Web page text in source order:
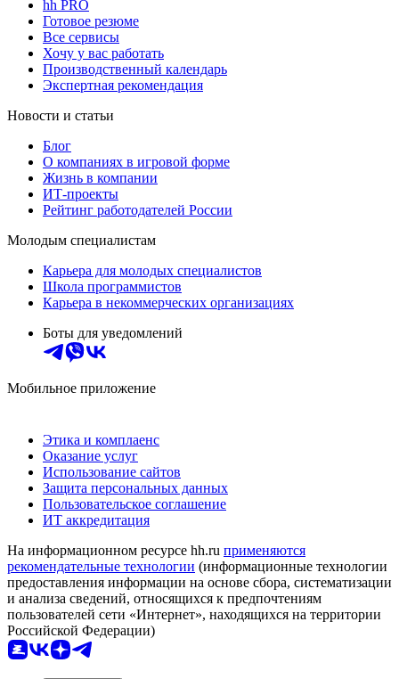
hh PRO
Готовое резюме
Все сервисы
Хочу у вас работать
Производственный календарь
Экспертная рекомендация
Новости и статьи
Блог
О компаниях в игровой форме
Жизнь в компании
ИТ-проекты
Рейтинг работодателей России
Молодым специалистам
Карьера для молодых специалистов
Школа программистов
Карьера в некоммерческих организациях
Боты для уведомлений
Мобильное приложение
Этика и комплаенс
Оказание услуг
Использование сайтов
Защита персональных данных
Пользовательское соглашение
ИТ аккредитация
На информационном ресурсе hh.ru применяются
рекомендательные технологии (информационные технологии
предоставления информации на основе сбора, систематизации
и анализа сведений, относящихся к предпочтениям
пользователей сети «Интернет», находящихся на территории
Российской Федерации)